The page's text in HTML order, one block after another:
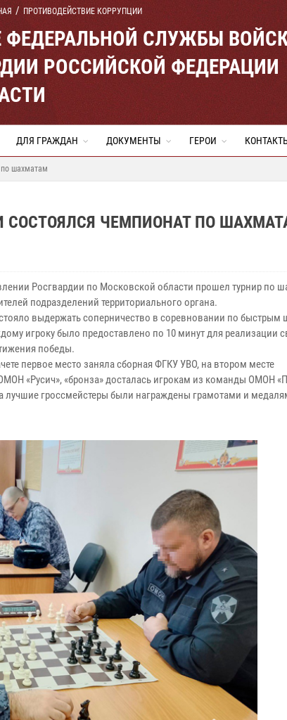
ПРОТИВОДЕЙСТВИЕ КОРРУПЦИИ
ФЕДЕРАЛЬНОЙ СЛУЖБЫ
РОССИЙСКОЙ ФЕДЕРАЦИИ
ДЛЯ ГРАЖДАН ДОКУМЕНТЫ ГЕРОИ
по шахматам
СОСТОЯЛСЯ ЧЕМПИОНАТ ПО
Росгвардии по Московской области прошел турнир по
подразделений территориального органа.
выдержать соперничество в соревновании по быстрым
игроку было предоставлено по 10 минут для реализации
победы.
первое место заняла сборная ФГКУ УВО, на втором месте
«Русич», «бронза» досталась игрокам из команды ОМОН
лучшие гроссмейстеры были награждены грамотами и